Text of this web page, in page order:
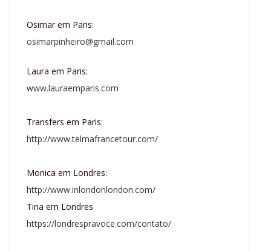
Osimar em Paris:
osimarpinheiro@gmail.com
Laura em Paris:
www.lauraemparis.com
Transfers em Paris:
http://www.telmafrancetour.com/
Monica em Londres:
http://www.inlondonlondon.com/
Tina em Londres
https://londrespravoce.com/contato/